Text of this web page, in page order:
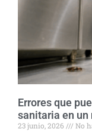
Errores que
sanitaria en
23 junio, 2026
No